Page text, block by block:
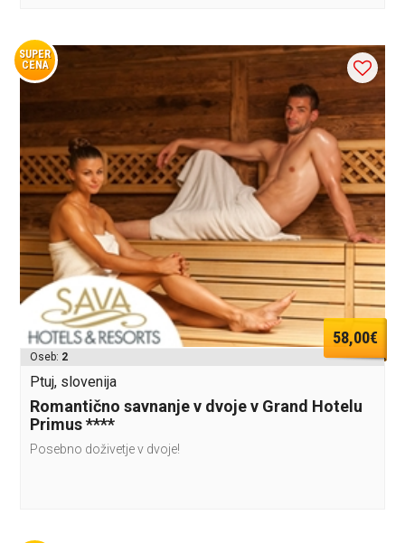
SUPER
CENA
58,00€
Oseb: 2
Ptuj, slovenija
Romantično savnanje v dvoje v Grand Hotelu
Primus ****
Posebno doživetje v dvoje!